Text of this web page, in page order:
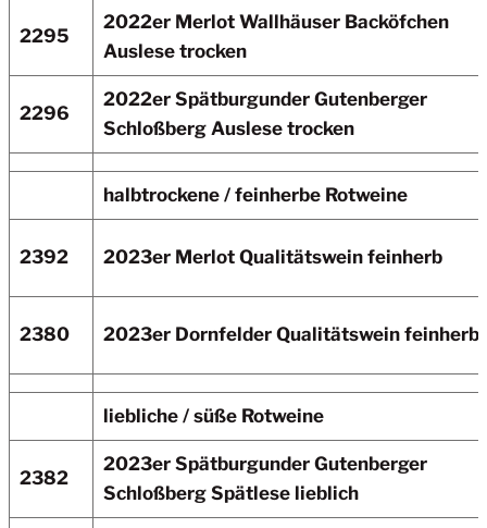
2295
2022er Merlot Wallhäuser Backöfchen
Auslese trocken
2296
2022er Spätburgunder Gutenberger
Schloßberg Auslese trocken
halbtrockene / feinherbe Rotweine
2392 2023er Merlot Qualitätswein feinherb
2380 2023er Dornfelder Qualitätswein feinherb
liebliche / süße Rotweine
2382
2023er Spätburgunder Gutenberger
Schloßberg Spätlese lieblich